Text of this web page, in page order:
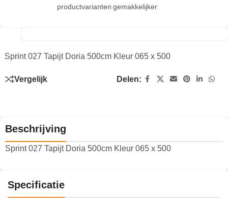
productvarianten gemakkelijker
Sprint 027 Tapijt Doria 500cm Kleur 065 x 500
Vergelijk Delen:
Beschrijving
Sprint 027 Tapijt Doria 500cm Kleur 065 x 500
Specificatie